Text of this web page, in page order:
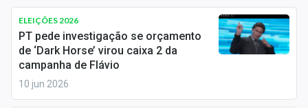
Conteúdo de Marca
Sobre
Expediente
Contato
ELEIÇÕES 2026
PT pede investigação se orçamento
de ‘Dark Horse’ virou caixa 2 da
campanha de Flávio
10 jun 2026